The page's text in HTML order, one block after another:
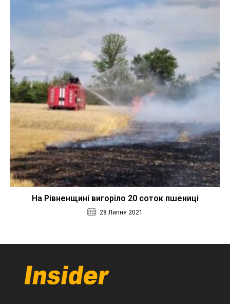
На Рівненщині вигоріло 20 соток пшениці
28 Липня 2021